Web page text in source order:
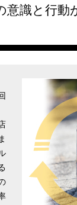
意識と行動